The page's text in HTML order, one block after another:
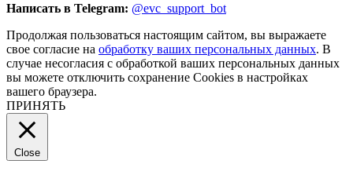
Написать в Telegram: @evc_support_bot
Продолжая пользоваться настоящим сайтом, вы выражаете
свое согласие на обработку ваших персональных данных. В
случае несогласия с обработкой ваших персональных данных
вы можете отключить сохранение Cookies в настройках
вашего браузера.
ПРИНЯТЬ
Close